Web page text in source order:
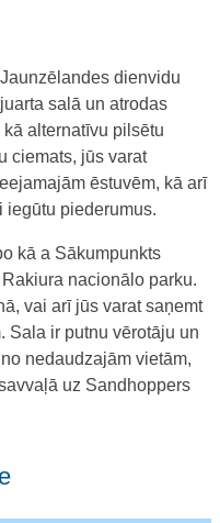
dienvidu
salā un atrodas
alternatīvu pilsētu
ciemats, jūs varat
ēstuvēm, kā arī
iegūtu piederumus.
kā a Sākumpunkts
nacionālo parku.
vai arī jūs varat saņemt
Sala ir putnu vērotāju un
nedaudzajām vietām,
uz Sandhoppers